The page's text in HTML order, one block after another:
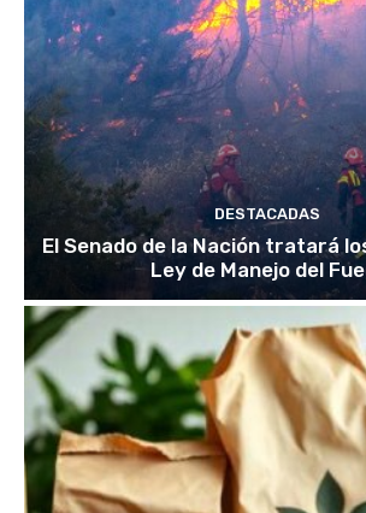
DESTACADAS
El Senado de la Nación tratará
Ley de Manejo del